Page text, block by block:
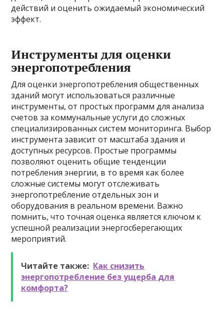
действий и оценить ожидаемый экономический
эффект.
Инструменты для оценки
энергопотребления
Для оценки энергопотребления общественных
зданий могут использоваться различные
инструменты, от простых программ для анализа
счетов за коммунальные услуги до сложных
специализированных систем мониторинга. Выбор
инструмента зависит от масштаба здания и
доступных ресурсов. Простые программы
позволяют оценить общие тенденции
потребления энергии, в то время как более
сложные системы могут отслеживать
энергопотребление отдельных зон и
оборудования в реальном времени. Важно
помнить, что точная оценка является ключом к
успешной реализации энергосберегающих
мероприятий.
Читайте также: Как снизить
энергопотребление без ущерба для
комфорта?